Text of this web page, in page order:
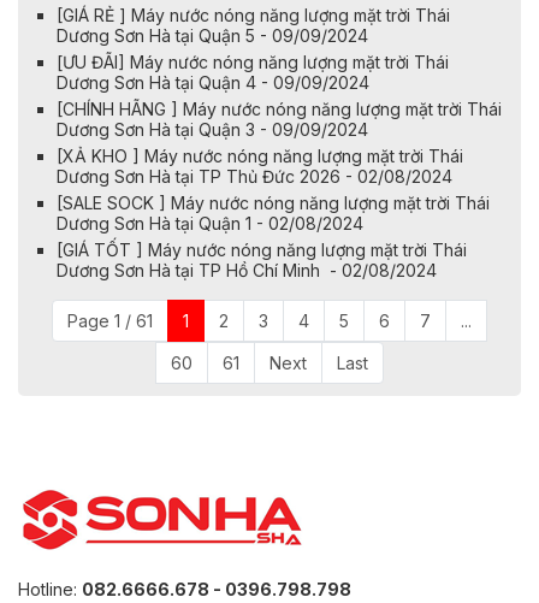
[GIÁ RẺ ] Máy nước nóng năng lượng mặt trời Thái
Dương Sơn Hà tại Quận 5 - 09/09/2024
[ƯU ĐÃI] Máy nước nóng năng lượng mặt trời Thái
Dương Sơn Hà tại Quận 4 - 09/09/2024
[CHÍNH HÃNG ] Máy nước nóng năng lượng mặt trời Thái
Dương Sơn Hà tại Quận 3 - 09/09/2024
[XẢ KHO ] Máy nước nóng năng lượng mặt trời Thái
Dương Sơn Hà tại TP Thủ Đức 2026 - 02/08/2024
[SALE SOCK ] Máy nước nóng năng lượng mặt trời Thái
Dương Sơn Hà tại Quận 1 - 02/08/2024
[GIÁ TỐT ] Máy nước nóng năng lượng mặt trời Thái
Dương Sơn Hà tại TP Hồ Chí Minh - 02/08/2024
Page 1 / 61 1 2 3 4 5 6 7 ...
60 61 Next Last
Hotline: 082.6666.678 - 0396.798.798